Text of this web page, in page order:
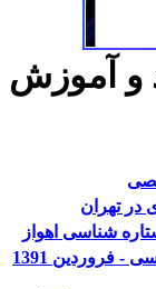
و آموزش
تهران
شناسی اهواز
1391